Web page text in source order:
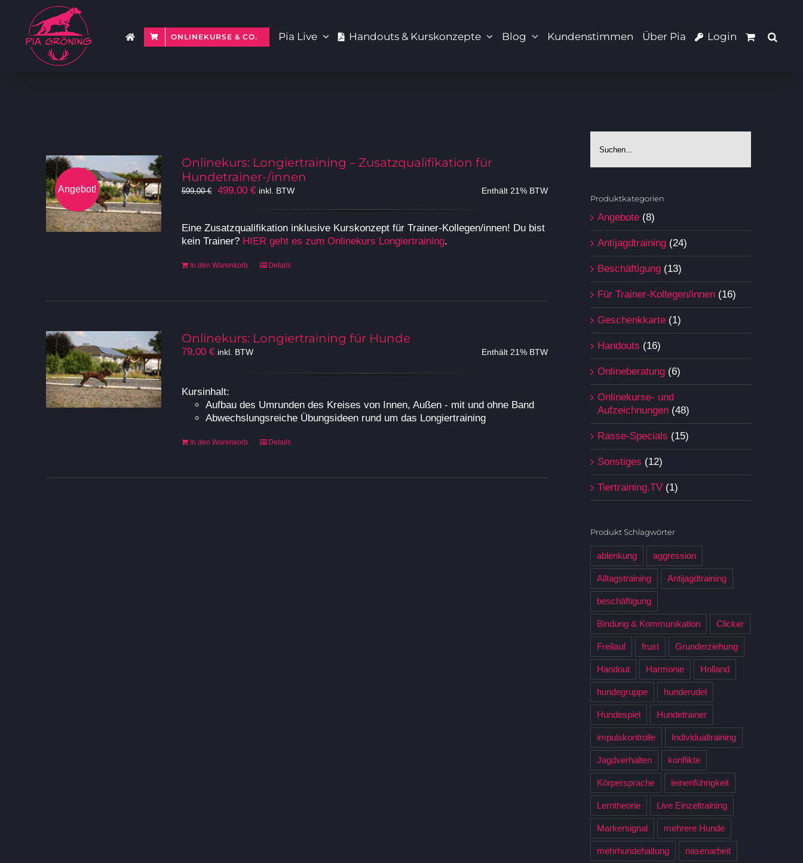
springen
ONLINEKURSE & CO. Pia Live Handouts & Kurskonzepte Blog Kundenstimmen Über Pia Login
Angebot!
Onlinekurs: Longiertraining – Zusatzqualifikation für
Hundetrainer-/innen
599,00€
Ursprünglicher
599,00 €
499,00 €Aktueller
499,00 €.
inkl. BTW Enthält 21% BTW
Eine Zusatzqualifikation inklusive Kurskonzept für Trainer-Kollegen/innen! Du bist
kein Trainer? HIER geht es zum Onlinekurs Longiertraining.
In den Warenkorb Details
Onlinekurs: Longiertraining für Hunde
79,00 € inkl. BTW Enthält 21% BTW
Kursinhalt:
Aufbau des Umrunden des Kreises von Innen, Außen - mit und ohne Band
Abwechslungsreiche Übungsideen rund um das Longiertraining
In den Warenkorb Details
Produktkategorien
Angebote (8)
Antijagdtraining (24)
Beschäftigung (13)
Für Trainer-Kollegen/innen (16)
Geschenkkarte (1)
Handouts (16)
Onlineberatung (6)
Onlinekurse- und
Aufzeichnungen (48)
Rasse-Specials (15)
Sonstiges (12)
Tiertraining.TV (1)
Produkt Schlagwörter
ablenkung aggression
Alltagstraining Antijagdtraining
beschäftigung
Bindung & Kommunikation Clicker
Freilauf frust Grunderziehung
Handout Harmonie Holland
hundegruppe hunderudel
Hundespiel Hundetrainer
impulskontrolle Individualtraining
Jagdverhalten konflikte
Körpersprache leinenführigkeit
Lerntheorie Live Einzeltraining
Markersignal mehrere Hunde
mehrhundehaltung nasenarbeit